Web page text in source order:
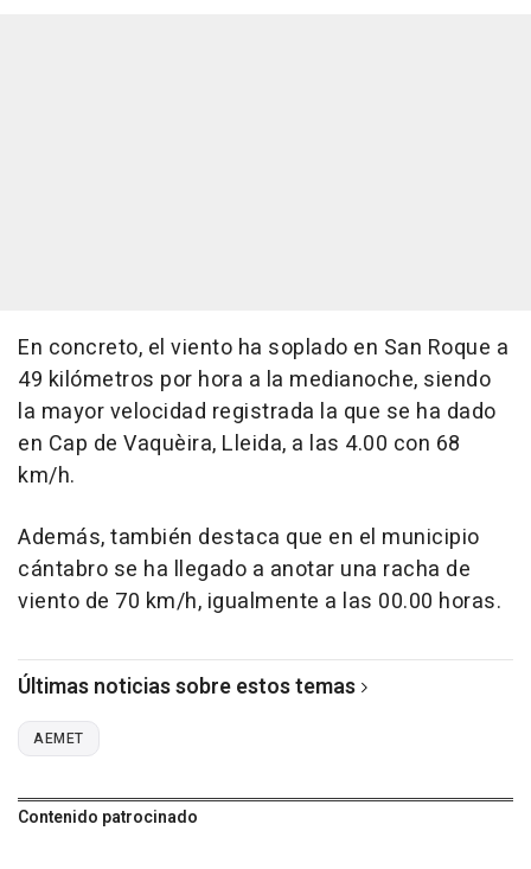
En concreto, el viento ha soplado en San Roque a
49 kilómetros por hora a la medianoche, siendo
la mayor velocidad registrada la que se ha dado
en Cap de Vaquèira, Lleida, a las 4.00 con 68
km/h.
Además, también destaca que en el municipio
cántabro se ha llegado a anotar una racha de
viento de 70 km/h, igualmente a las 00.00 horas.
Últimas noticias sobre estos temas
AEMET
Contenido patrocinado